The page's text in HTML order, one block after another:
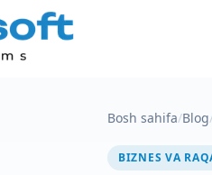
Bosh sahifa/Blog
BIZNES VA